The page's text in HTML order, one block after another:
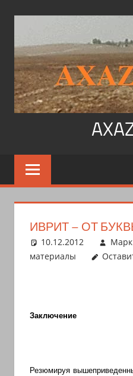
содержимому
Арабский
язык,
арамейский.
читать
арабском,
ИВРИТ – ОТ
10.12.2012
материалы
Заключение
Резюмируя